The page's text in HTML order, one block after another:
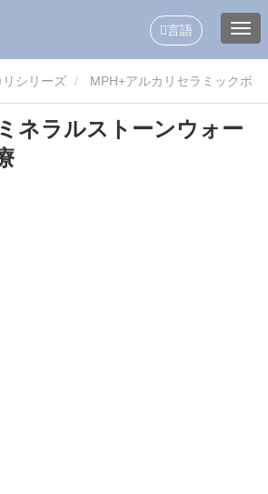
言語
リシリーズ MPH+アルカリセラミックボ
ラルストーンウォーター 植物治療
ネラルストーンウォー